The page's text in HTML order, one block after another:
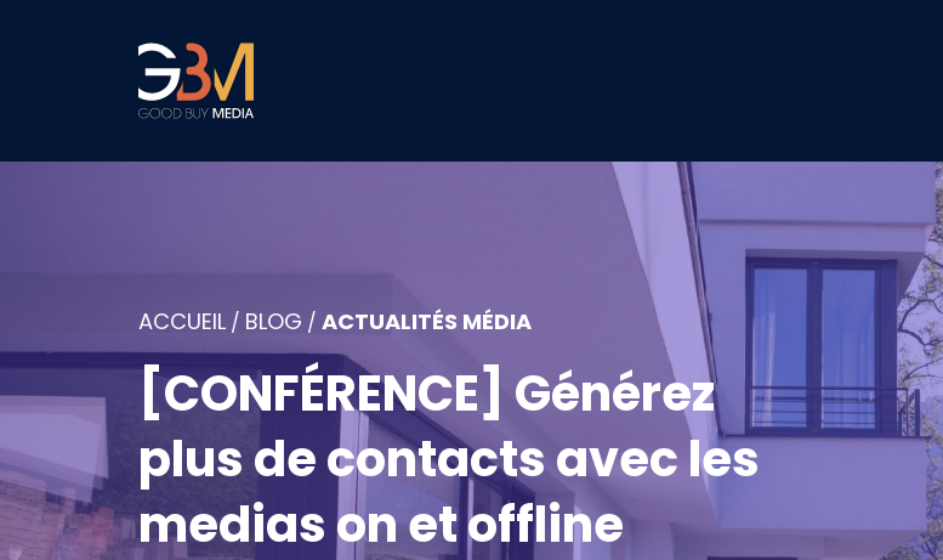
ACCUEIL / BLOG / ACTUALITÉS MÉDIA
[CONFÉRENCE] Générez
plus de contacts avec les
medias on et offline